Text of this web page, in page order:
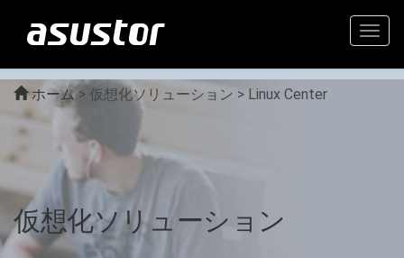
ホーム> 仮想化ソリューション > Linux Center
仮想化ソリューション